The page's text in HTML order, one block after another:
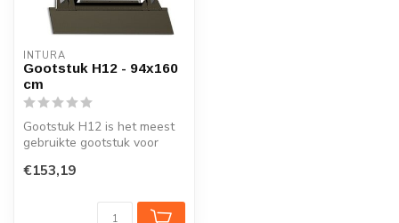
INTURA
Gootstuk H12 - 94x160
cm
Gootstuk H12 is het meest
gebruikte gootstuk voor
dakpanne...
€153,19